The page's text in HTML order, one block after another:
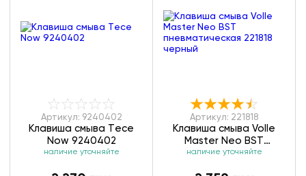
Артикул: 9240402
Клавиша смыва Тece
Now 9240402
наличие уточняйте
Артикул: 221818
Клавиша смыва Volle
Master Neo BST
пневматическая 221818
наличие уточняйте